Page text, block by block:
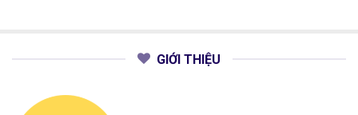
GIỚI THIỆU